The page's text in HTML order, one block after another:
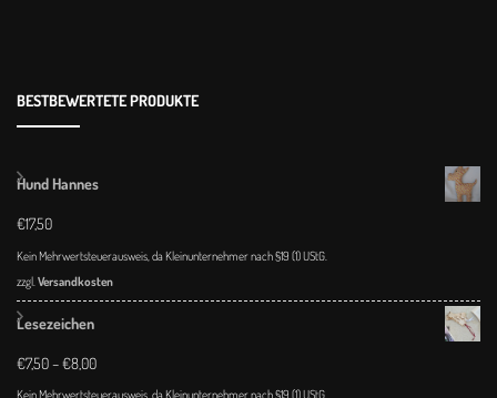
BESTBEWERTETE PRODUKTE
Hund Hannes
€17,50
Kein Mehrwertsteuerausweis, da Kleinunternehmer nach §19 (1) UStG.
zzgl. Versandkosten
Lesezeichen
€7,50–€8,00
Kein Mehrwertsteuerausweis, da Kleinunternehmer nach §19 (1) UStG.